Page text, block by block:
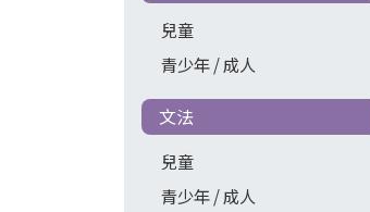
兒童
青少年 / 成人
文法
兒童
青少年 / 成人